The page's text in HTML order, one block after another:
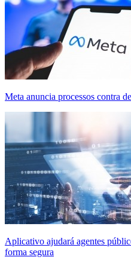
Meta anuncia processos contra
Aplicativo ajudará agentes
forma segura